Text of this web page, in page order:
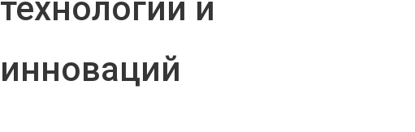
технологий и
инноваций